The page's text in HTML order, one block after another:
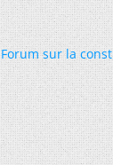
Forum sur la